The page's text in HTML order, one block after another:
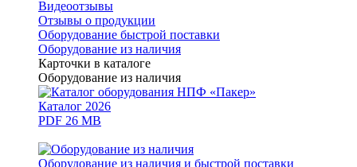
Видеоотзывы
Отзывы о продукции
Оборудование быстрой поставки
Оборудование из наличия
Карточки в каталоге
Оборудование из наличия
Каталог 2026
PDF 26 MB
Оборудование из наличия и быстрой поставки